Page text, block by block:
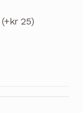
(+kr 25)